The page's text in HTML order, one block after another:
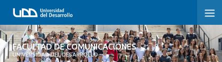
FACULTAD DE COMUNICACIONES
UNIVERSIDAD DEL DESARROLLO
FACULTAD DE COMUNICACIONES